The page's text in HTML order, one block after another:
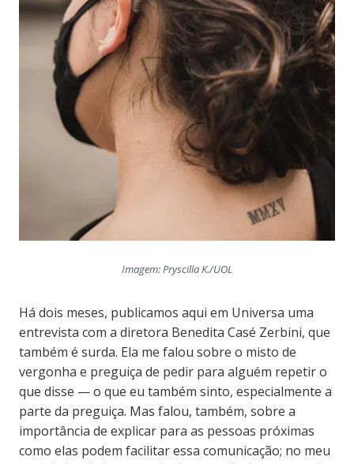
Imagem: Pryscilla K./UOL
Há dois meses, publicamos aqui em Universa uma
entrevista com a diretora Benedita Casé Zerbini, que
também é surda. Ela me falou sobre o misto de
vergonha e preguiça de pedir para alguém repetir o
que disse — o que eu também sinto, especialmente a
parte da preguiça. Mas falou, também, sobre a
importância de explicar para as pessoas próximas
como elas podem facilitar essa comunicação; no meu